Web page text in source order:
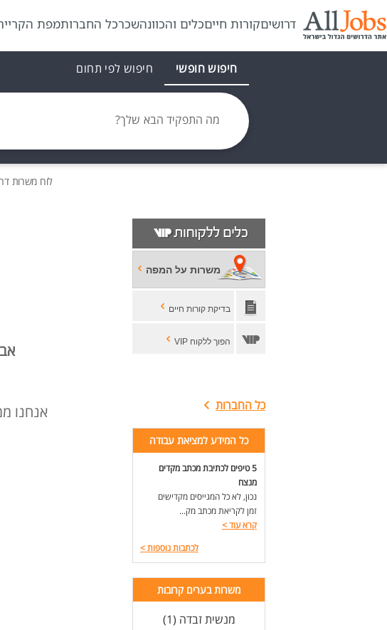
דרושיםקורות חייםכלים והכוונהשכרכל החברותמפת
חיפוש חופשי חיפוש לפי תחום
מה התפקיד הבא שלך?
לוח משרות
משרות על המפה
בדיקת קורות חיים
הפוך ללקוח VIP
כל החברות
כל המידע למציאת עבודה
5 טיפים לכתיבת מכתב מקדים
מנצח
נכון, לא כל המגייסים מקדישים
זמן לקריאת מכתב מק...
קרא עוד>
לכתבות נוספות>
משרות בערים קרובות
מנשית זבדה (1)
אנחנו